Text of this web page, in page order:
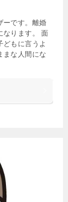
ーです。離婚
なります。 面
どもに言うよ
まな人間にな